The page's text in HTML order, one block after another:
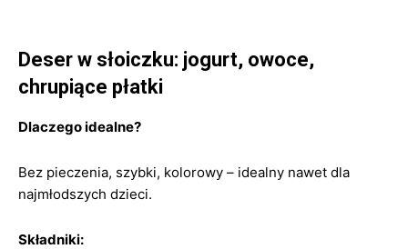
Deser w słoiczku: jogurt, owoce,
chrupiące płatki
Dlaczego idealne?
Bez pieczenia, szybki, kolorowy – idealny nawet dla
najmłodszych dzieci.
Składniki: